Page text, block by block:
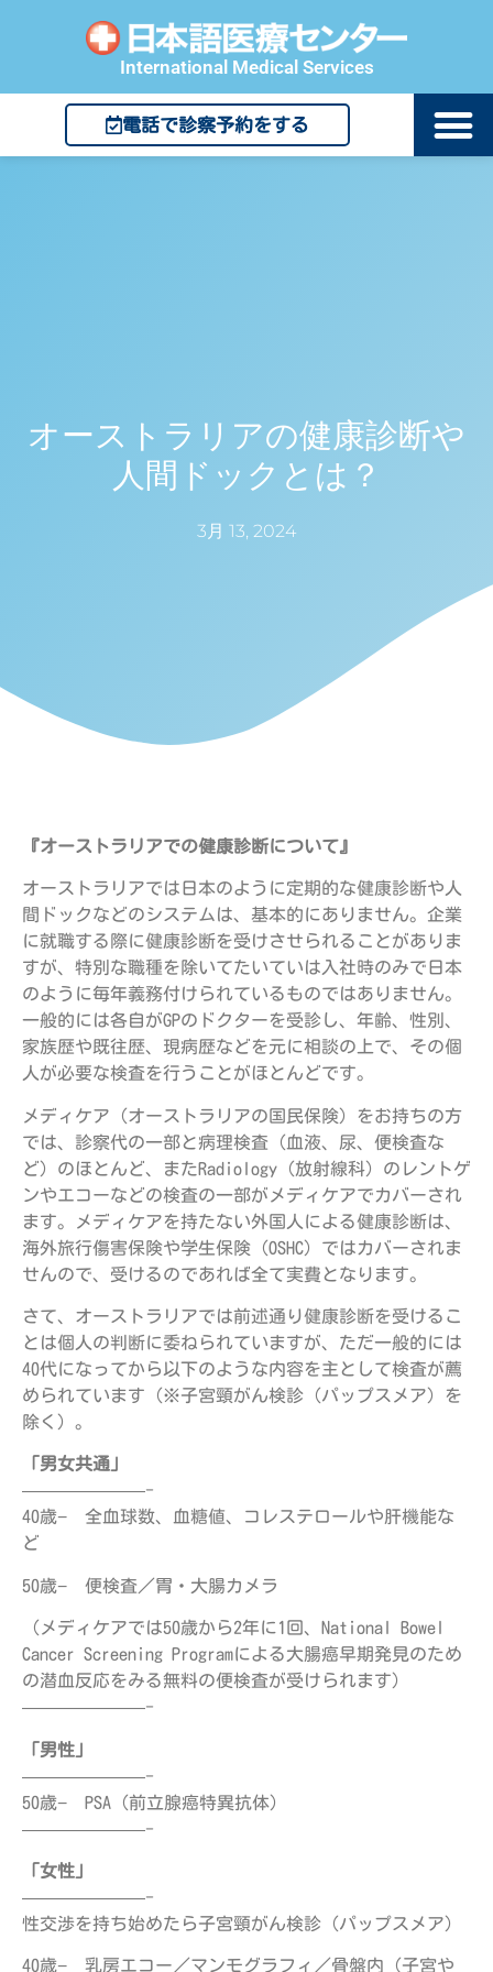
International Medical Services
電話で診察予約をする
オーストラリアの健康診断や
人間ドックとは？
3月 13, 2024
『オーストラリアでの健康診断について』
オーストラリアでは日本のように定期的な健康診断や人
間ドックなどのシステムは、基本的にありません。企業
に就職する際に健康診断を受けさせられることがありま
すが、特別な職種を除いてたいていは入社時のみで日本
のように毎年義務付けられているものではありません。
一般的には各自がGPのドクターを受診し、年齢、性別、
家族歴や既往歴、現病歴などを元に相談の上で、その個
人が必要な検査を行うことがほとんどです。
メディケア（オーストラリアの国民保険）をお持ちの方
では、診察代の一部と病理検査（血液、尿、便検査な
ど）のほとんど、またRadiology（放射線科）のレントゲ
ンやエコーなどの検査の一部がメディケアでカバーされ
ます。メディケアを持たない外国人による健康診断は、
海外旅行傷害保険や学生保険（OSHC）ではカバーされま
せんので、受けるのであれば全て実費となります。
さて、オーストラリアでは前述通り健康診断を受けるこ
とは個人の判断に委ねられていますが、ただ一般的には
40代になってから以下のような内容を主として検査が薦
められています（※子宮頸がん検診（パップスメア）を
除く）。
「男女共通」
———————-
40歳− 全血球数、血糖値、コレステロールや肝機能な
ど
50歳− 便検査／胃・大腸カメラ
（メディケアでは50歳から2年に1回、National Bowel
Cancer Screening Programによる大腸癌早期発見のため
の潜血反応をみる無料の便検査が受けられます）
———————-
「男性」
———————-
50歳− PSA（前立腺癌特異抗体）
———————-
「女性」
———————-
性交渉を持ち始めたら子宮頸がん検診（パップスメア）
40歳− 乳房エコー／マンモグラフィ／骨盤内（子宮や